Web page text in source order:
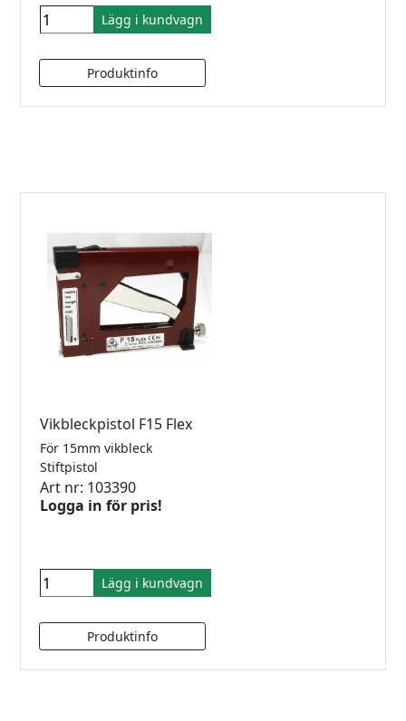
Lägg i kundvagn
Vikbleckpistol F15 Flex
För 15mm vikbleck
Stiftpistol
Art nr: 103390
Logga in för pris!
Lägg i kundvagn